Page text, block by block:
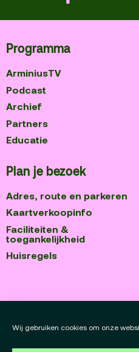
Wij gebruiken cookies om onze
Programma
ArminiusTV
Podcast
Archief
Partners
Educatie
Plan je bezoek
Adres, route en parkeren
Kaartverkoopinfo
Faciliteiten &
toegankelijkheid
Huisregels
Contact
Team